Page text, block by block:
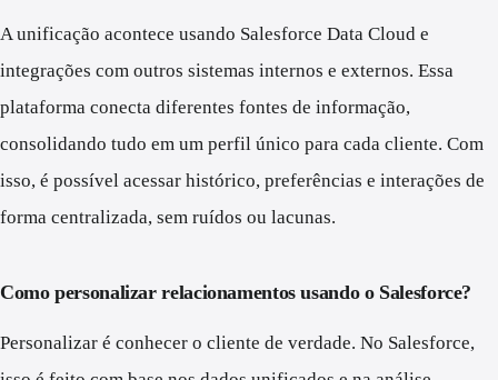
A unificação acontece usando Salesforce Data Cloud e
integrações com outros sistemas internos e externos. Essa
plataforma conecta diferentes fontes de informação,
consolidando tudo em um perfil único para cada cliente. Com
isso, é possível acessar histórico, preferências e interações de
forma centralizada, sem ruídos ou lacunas.
Como personalizar relacionamentos usando o Salesforce?
Personalizar é conhecer o cliente de verdade. No Salesforce,